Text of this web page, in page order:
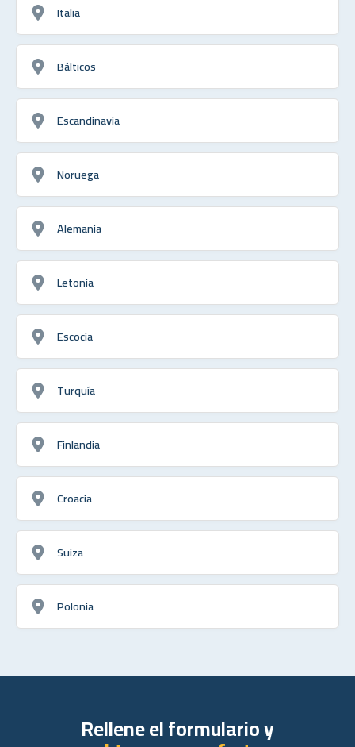
Italia
Bálticos
Escandinavia
Noruega
Alemania
Letonia
Escocia
Turquía
Finlandia
Croacia
Suiza
Polonia
Rellene el formulario y